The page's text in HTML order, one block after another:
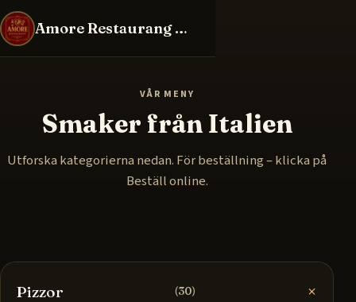
Amore Restaurang & Bar
VÅR MENY
Smaker från Italien
Utforska kategorierna nedan. För beställning – klicka på
Beställ online.
Pizzor (30)